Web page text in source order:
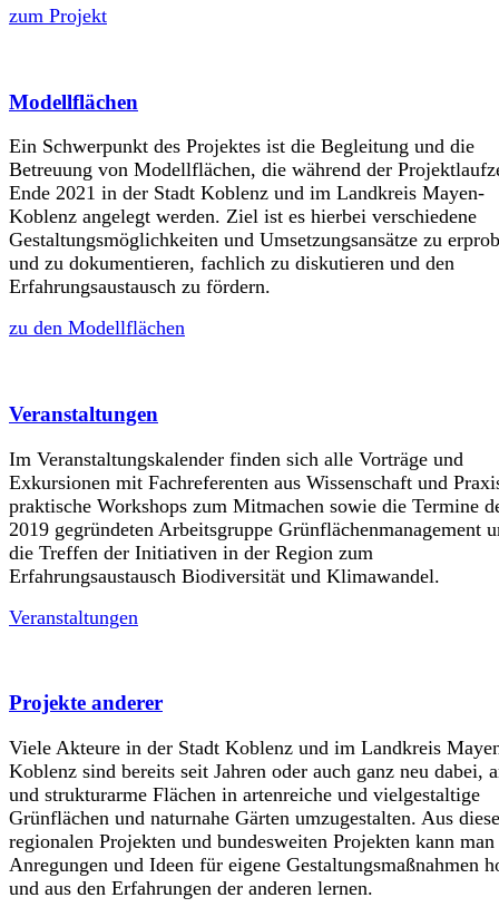
zum Projekt
Modellflächen
Ein Schwerpunkt des Projektes ist die Begleitung und die
Betreuung von Modellflächen, die während der
Ende 2021 in der Stadt Koblenz und im Landkreis Mayen-
Koblenz angelegt werden. Ziel ist es hierbei verschiedene
Gestaltungsmöglichkeiten und Umsetzungsansätze zu
und zu dokumentieren, fachlich zu diskutieren und den
Erfahrungsaustausch zu fördern.
zu den Modellflächen
Veranstaltungen
Im Veranstaltungskalender finden sich alle Vorträge und
Exkursionen mit Fachreferenten aus Wissenschaft und
praktische Workshops zum Mitmachen sowie die Termine
2019 gegründeten Arbeitsgruppe Grünflächenmanagement
die Treffen der Initiativen in der Region zum
Erfahrungsaustausch Biodiversität und Klimawandel.
Veranstaltungen
Projekte anderer
Viele Akteure in der Stadt Koblenz und im Landkreis
Koblenz sind bereits seit Jahren oder auch ganz neu dabei,
und strukturarme Flächen in artenreiche und vielgestaltige
Grünflächen und naturnahe Gärten umzugestalten. Aus
regionalen Projekten und bundesweiten Projekten kann
Anregungen und Ideen für eigene Gestaltungsmaßnahmen
und aus den Erfahrungen der anderen lernen.